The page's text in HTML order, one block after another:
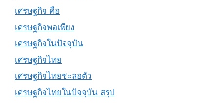
เศรษฐกิจ คือ
เศรษฐกิจพอเพียง
เศรษฐกิจในปัจจุบัน
เศรษฐกิจไทย
เศรษฐกิจไทยชะลอตัว
เศรษฐกิจไทยในปัจจุบัน สรุป